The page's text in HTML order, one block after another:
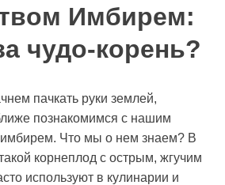
Имбирем:
чудо-корень?
пачкать руки землей,
познакомимся с нашим
Что мы о нем знаем? В
корнеплод с острым, жгучим
используют в кулинарии и